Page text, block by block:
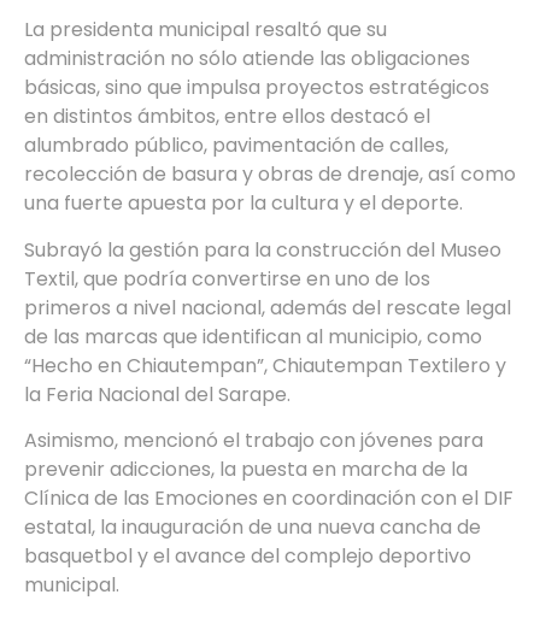
La presidenta municipal resaltó que su
administración no sólo atiende las obligaciones
básicas, sino que impulsa proyectos estratégicos
en distintos ámbitos, entre ellos destacó el
alumbrado público, pavimentación de calles,
recolección de basura y obras de drenaje, así como
una fuerte apuesta por la cultura y el deporte.
Subrayó la gestión para la construcción del Museo
Textil, que podría convertirse en uno de los
primeros a nivel nacional, además del rescate legal
de las marcas que identifican al municipio, como
“Hecho en Chiautempan”, Chiautempan Textilero y
la Feria Nacional del Sarape.
Asimismo, mencionó el trabajo con jóvenes para
prevenir adicciones, la puesta en marcha de la
Clínica de las Emociones en coordinación con el DIF
estatal, la inauguración de una nueva cancha de
basquetbol y el avance del complejo deportivo
municipal.